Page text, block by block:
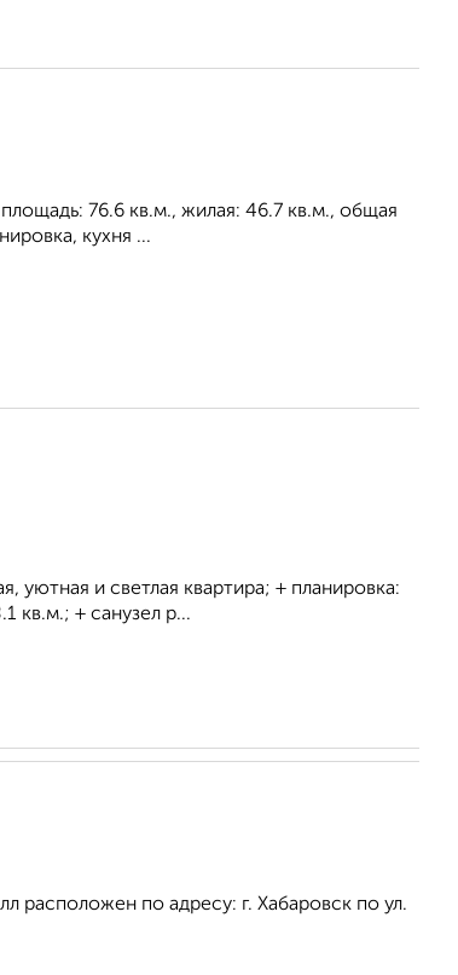
76.6 кв.м., жилая: 46.7 кв.м., общая
кухня ...
и светлая квартира; + планировка:
кв.м.; + санузел р...
расположен по адресу: г. Хабаровск по ул.